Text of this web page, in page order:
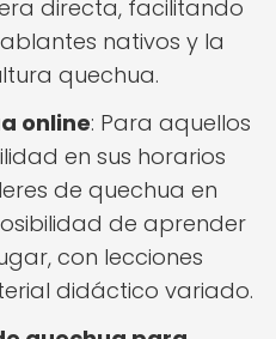
directa, facilitando
nativos y la
quechua.
online: Para aquellos
en sus horarios
de quechua en
de aprender
con lecciones
didáctico variado.